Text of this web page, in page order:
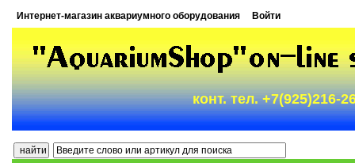
Интернет-магазин аквариумного оборудования Войти
конт. тел. +7(925)216-